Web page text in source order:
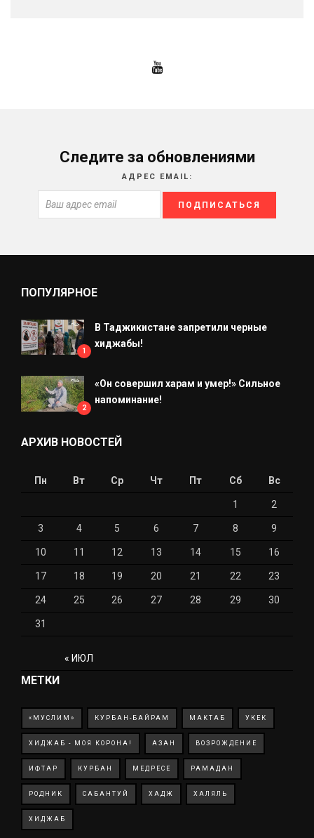
Следите за обновлениями
АДРЕС EMAIL:
ПОПУЛЯРНОЕ
1
В Таджикистане запретили черные
хиджабы!
2
«Он совершил харам и умер!» Сильное
напоминание!
АРХИВ НОВОСТЕЙ
Пн Вт Ср Чт Пт Сб Вс
« ИЮЛ
1 2
3 4 5 6 7 8 9
10 11 12 13 14 15 16
17 18 19 20 21 22 23
24 25 26 27 28 29 30
31
МЕТКИ
«МУСЛИМ» КУРБАН-БАЙРАМ МАКТАБ УКЕК
ХИДЖАБ - МОЯ КОРОНА! АЗАН ВОЗРОЖДЕНИЕ
ИФТАР КУРБАН МЕДРЕСЕ РАМАДАН
РОДНИК САБАНТУЙ ХАДЖ ХАЛЯЛЬ
ХИДЖАБ